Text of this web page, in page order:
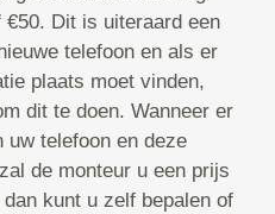
Dit is uiteraard een
telefoon en als er
plaats moet vinden,
dit te doen. Wanneer er
uw telefoon en deze
de monteur u een prijs
kunt u zelf bepalen of